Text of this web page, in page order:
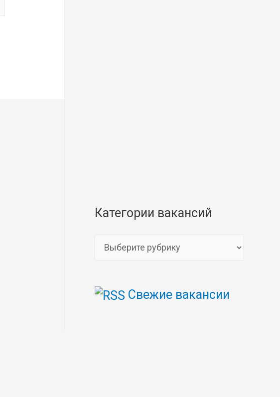
Категории вакансий
е
Свежие вакансии